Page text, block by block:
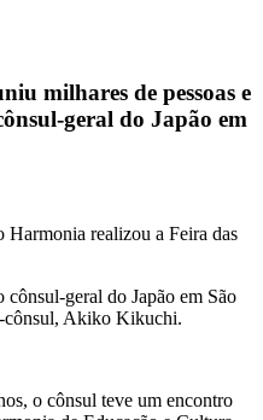
milhares de pessoas e
geral do Japão em
realizou a Feira das
geral do Japão em São
Akiko Kikuchi.
o cônsul teve um encontro